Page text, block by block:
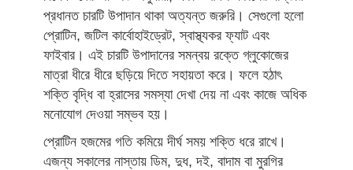
প্রধানত চারটি উপাদান থাকা অত্যন্ত জরুরি। সেগুলো হলো
প্রোটিন, জটিল কার্বোহাইড্রেট, স্বাস্থ্যকর ফ্যাট এবং
ফাইবার। এই চারটি উপাদানের সমন্বয় রক্তে গ্লুকোজের
মাত্রা ধীরে ধীরে ছড়িয়ে দিতে সহায়তা করে। ফলে হঠাৎ
শক্তি বৃদ্ধি বা হ্রাসের সমস্যা দেখা দেয় না এবং কাজে অধিক
মনোযোগ দেওয়া সম্ভব হয়।
প্রোটিন হজমের গতি কমিয়ে দীর্ঘ সময় শক্তি ধরে রাখে।
এজন্য সকালের নাস্তায় ডিম, দুধ, দই, বাদাম বা মুরগির